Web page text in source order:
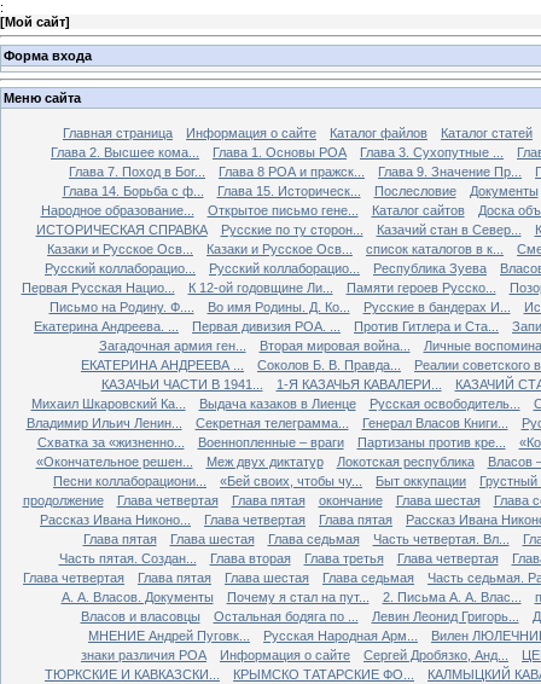
:
[Мой сайт]
Форма входа
Меню сайта
Главная страница Информация о сайте Каталог файлов
Каталог статей
Глава 2. Высшее кома...
Глава 1. Основы РОА Глава 3. Сухопутные ...
Глава 7. Поход в Бог...
Глава 8 РОА и пражск... Глава 9. Значение Пр...
Глава 14. Борьба с ф...
Глава 15. Историческ... Послесловие
Документы
Народное образование...
Открытое письмо гене... Каталог сайтов
Доска
ИСТОРИЧЕСКАЯ СПРАВКА
Русские по ту сторон... Казачий стан в Север...
Казаки и Русское Осв...
Казаки и Русское Осв... список каталогов в к...
Русский коллаборацио...
Русский коллаборацио... Республика Зуева
Первая Русская Нацио...
К 12-ой годовщине Ли... Памяти героев Русско...
Письмо на Родину. Ф....
Во имя Родины. Д. Ко... Русские в бандерах И...
Екатерина Андреева. ...
Первая дивизия РОА. ... Против Гитлера и Ста...
Загадочная армия ген...
Вторая мировая война...
Личные
ЕКАТЕРИНА АНДРЕЕВА ...
Соколов Б. В. Правда...
Реалии советского
КАЗАЧЬИ ЧАСТИ В 1941...
1-Я КАЗАЧЬЯ КАВАЛЕРИ...
КАЗАЧИЙ
Михаил Шкаровский Ка...
Выдача казаков в Лиенце Русская освободитель...
Владимир Ильич Ленин...
Секретная телеграмма... Генерал Власов Книги...
Схватка за «жизненно...
Военнопленные – враги Партизаны против кре...
«Окончательное решен...
Меж двух диктатур Локотская республика
Власов
Песни коллаборациони...
«Бей своих, чтобы чу... Быт оккупации
Грустный
продолжение
Глава четвертая Глава пятая окончание Глава шестая
Глава
Рассказ Ивана Никоно...
Глава четвертая Глава пятая
Рассказ Ивана
Глава пятая
Глава шестая Глава седьмая Часть четвертая. Вл...
Часть пятая. Создан...
Глава вторая Глава третья Глава четвертая
Глава четвертая
Глава пятая Глава шестая Глава седьмая
Часть седьмая.
А. А. Власов. Документы
Почему я стал на пут... 2. Письма А. А. Влас...
Власов и власовцы
Остальная бодяга по ... Левин Леонид Григорь...
МНЕНИЕ Андрей Пуговк...
Русская Народная Арм...
Вилен
знаки различия РОА
Информация о сайте Сергей Дробязко, Анд...
ТЮРКСКИЕ И КАВКАЗСКИ...
КРЫМСКО ТАТАРСКИЕ ФО...
КАЛМЫЦКИЙ